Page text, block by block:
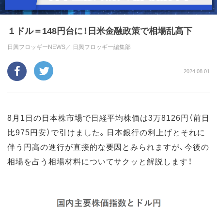
１ドル＝148円台に！日米金融政策で相場乱高下
日興フロッギーNEWS／ 日興フロッギー編集部
2024.08.01
8月1日の日本株市場で日経平均株価は3万8126円（前日
比975円安）で引けました。日本銀行の利上げとそれに
伴う円高の進行が直接的な要因とみられますが、今後の
相場を占う相場材料についてサクッと解説します！